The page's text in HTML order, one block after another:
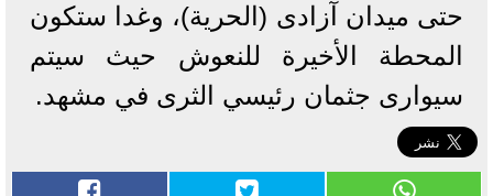
حتى ميدان آزادى (الحرية)، وغدا ستكون
المحطة الأخيرة للنعوش حيث سيتم
سيوارى جثمان رئيسي الثرى في مشهد.